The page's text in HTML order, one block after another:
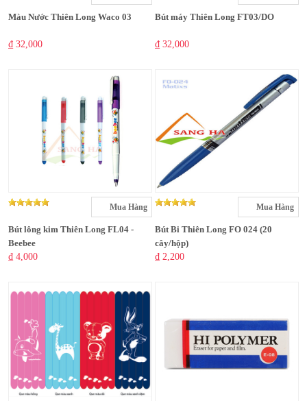
Màu Nước Thiên Long Waco 03
₫ 32,000
Bút máy Thiên Long FT03/DO
₫ 32,000
Mua Hàng
Bút lông kim Thiên Long FL04 -
Beebee
₫ 4,000
Mua Hàng
Bút Bi Thiên Long FO 024 (20
cây/hộp)
₫ 2,200